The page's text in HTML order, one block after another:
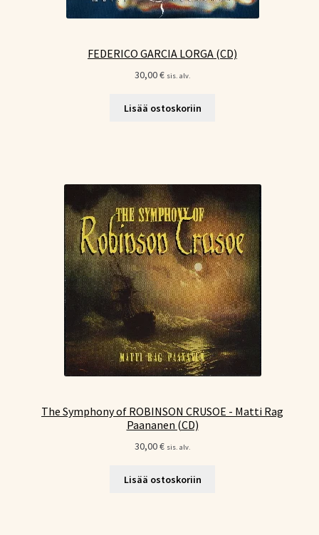
FEDERICO GARCIA LORGA (CD)
30,00€ sis. alv.
Lisää ostoskoriin
The Symphony of ROBINSON CRUSOE - Matti Rag
Paananen (CD)
30,00€ sis. alv.
Lisää ostoskoriin